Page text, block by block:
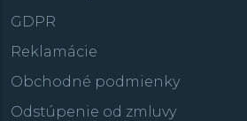
GDPR
Reklamácie
Obchodné podmienky
Odstúpenie od zmluvy